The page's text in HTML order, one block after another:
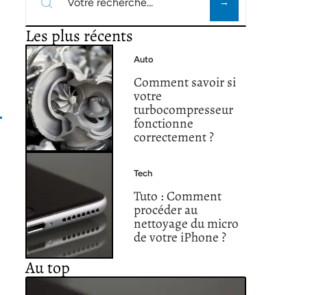
Les plus récents
Auto
Comment savoir si
votre
turbocompresseur
fonctionne
correctement ?
Tech
Tuto : Comment
procéder au
nettoyage du micro
de votre iPhone ?
Au top